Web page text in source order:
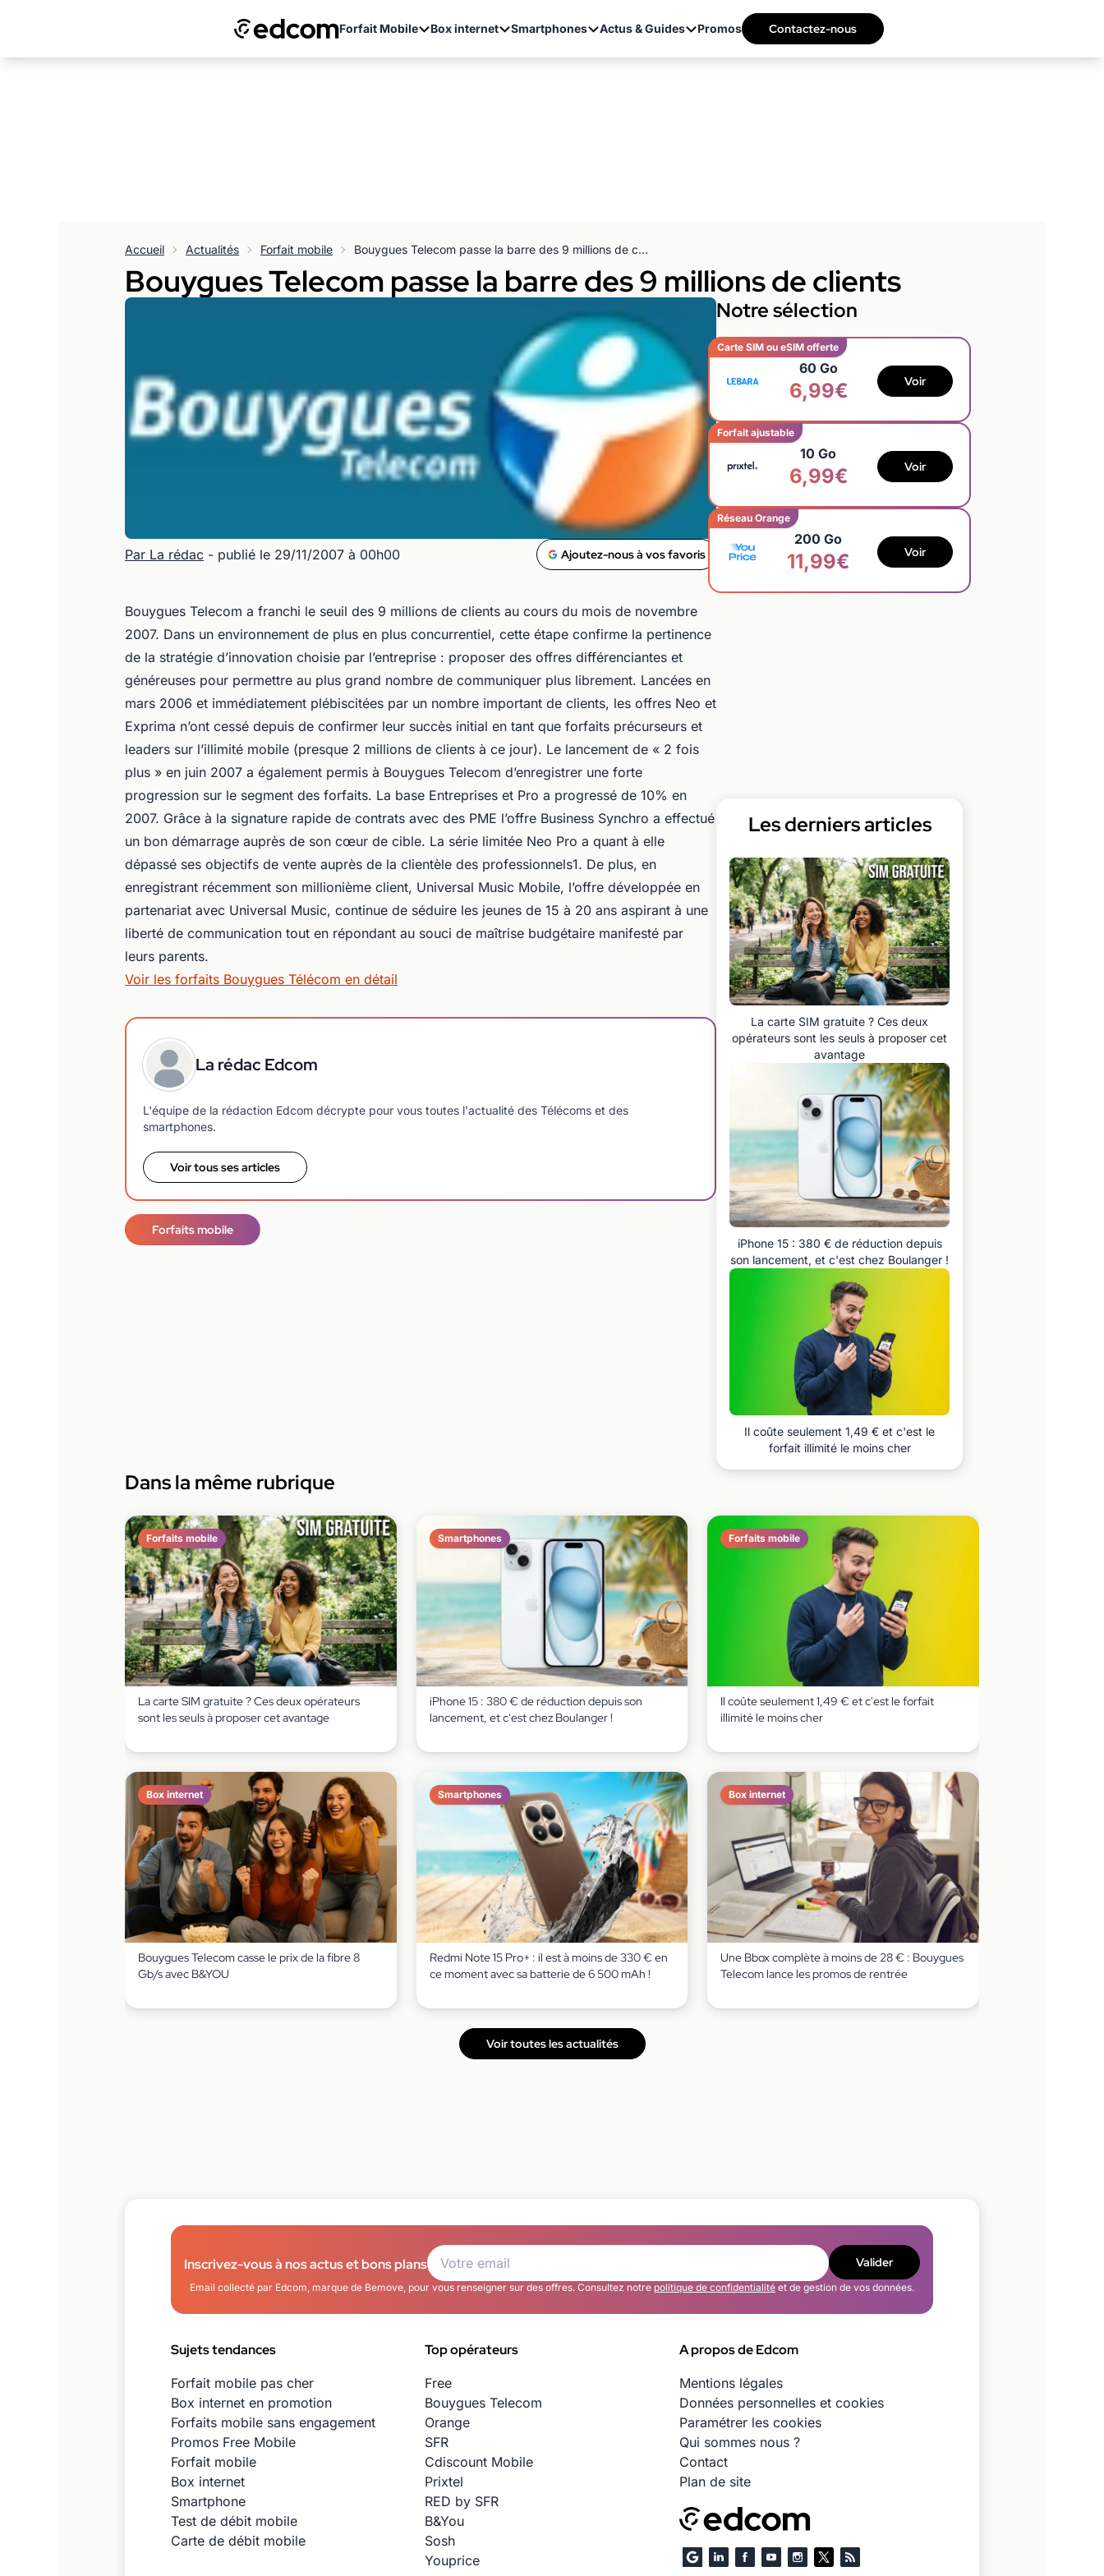
Forfait Mobile Box internet Smartphones Actus & Guides Promos Contactez-nous
Accueil Actualités Forfait mobile Bouygues Telecom passe la barre des 9 millions de clients
Bouygues Telecom passe la barre des 9 millions de clients
Par La rédac - publié le 29/11/2007 à 00h00 Ajoutez-nous à vos favoris
Bouygues Telecom a franchi le seuil des 9 millions de clients au cours du mois de novembre
2007. Dans un environnement de plus en plus concurrentiel, cette étape confirme la pertinence
de la stratégie d’innovation choisie par l’entreprise : proposer des offres différenciantes et
généreuses pour permettre au plus grand nombre de communiquer plus librement. Lancées en
mars 2006 et immédiatement plébiscitées par un nombre important de clients, les offres Neo et
Exprima n’ont cessé depuis de confirmer leur succès initial en tant que forfaits précurseurs et
leaders sur l’illimité mobile (presque 2 millions de clients à ce jour). Le lancement de « 2 fois
plus » en juin 2007 a également permis à Bouygues Telecom d’enregistrer une forte
progression sur le segment des forfaits. La base Entreprises et Pro a progressé de 10% en
2007. Grâce à la signature rapide de contrats avec des PME l’offre Business Synchro a effectué
un bon démarrage auprès de son cœur de cible. La série limitée Neo Pro a quant à elle
dépassé ses objectifs de vente auprès de la clientèle des professionnels1. De plus, en
enregistrant récemment son millionième client, Universal Music Mobile, l’offre développée en
partenariat avec Universal Music, continue de séduire les jeunes de 15 à 20 ans aspirant à une
liberté de communication tout en répondant au souci de maîtrise budgétaire manifesté par
leurs parents.
Voir les forfaits Bouygues Télécom en détail
La rédac Edcom
L'équipe de la rédaction Edcom décrypte pour vous toutes l'actualité des Télécoms et des
smartphones.
Voir tous ses articles
Forfaits mobile
Notre sélection
Carte SIM ou eSIM offerte
60 Go
6,99€ Voir
Forfait ajustable
10 Go
6,99€ Voir
Réseau Orange
200 Go
11,99€ Voir
Les derniers articles
La carte SIM gratuite ? Ces deux
opérateurs sont les seuls à proposer cet
avantage
iPhone 15 : 380 € de réduction depuis
son lancement, et c'est chez Boulanger !
Il coûte seulement 1,49 € et c'est le
forfait illimité le moins cher
Dans la même rubrique
Forfaits mobile
La carte SIM gratuite ? Ces deux opérateurs
sont les seuls à proposer cet avantage
Smartphones
iPhone 15 : 380 € de réduction depuis son
lancement, et c'est chez Boulanger !
Forfaits mobile
Il coûte seulement 1,49 € et c'est le forfait
illimité le moins cher
Box internet
Bouygues Telecom casse le prix de la fibre 8
Gb/s avec B&YOU
Smartphones
Redmi Note 15 Pro+ : il est à moins de 330 € en
ce moment avec sa batterie de 6 500 mAh !
Box internet
Une Bbox complète à moins de 28 € : Bouygues
Telecom lance les promos de rentrée
Voir toutes les actualités
Inscrivez-vous à nos actus et bons plans Valider
Email collecté par Edcom, marque de Bemove, pour vous renseigner sur des offres. Consultez notre politique de confidentialité et de gestion de vos données.
Sujets tendances
Forfait mobile pas cher
Box internet en promotion
Forfaits mobile sans engagement
Promos Free Mobile
Forfait mobile
Box internet
Smartphone
Test de débit mobile
Carte de débit mobile
Top opérateurs
Free
Bouygues Telecom
Orange
SFR
Cdiscount Mobile
Prixtel
RED by SFR
B&You
Sosh
Youprice
A propos de Edcom
Mentions légales
Données personnelles et cookies
Paramétrer les cookies
Qui sommes nous ?
Contact
Plan de site